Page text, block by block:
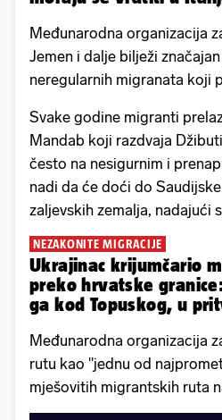
Međunarodna organizacija
Jemen i dalje bilježi
neregularnih migranata koji
Svake godine migranti
Mandab koji razdvaja
često na nesigurnim i
nadi da će doći do
zaljevskih zemalja, nadajući
NEZAKONITE MIGRACIJE
Ukrajinac krijumčario
preko hrvatske
ga kod Topuskog, u
Međunarodna organizacija
rutu kao "jednu od
mješovitih migrantskih ruta